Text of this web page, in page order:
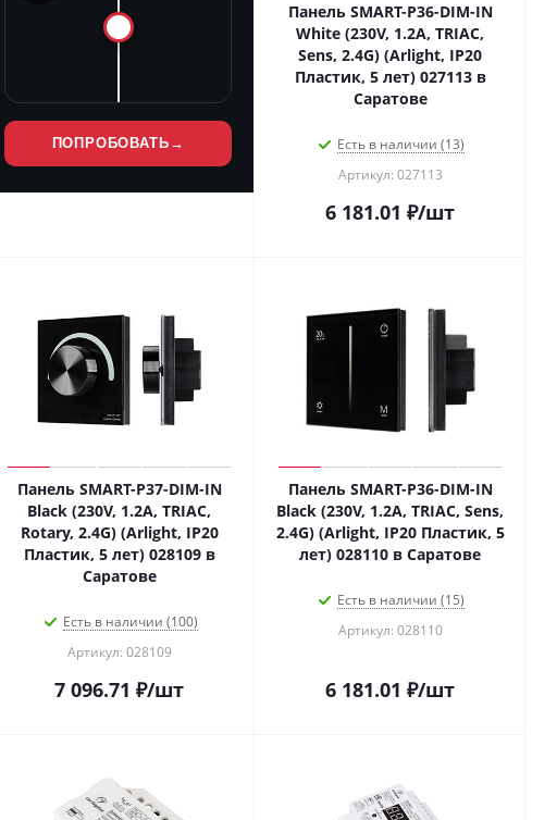
ПОПРОБОВАТЬ →
Панель SMART-P36-DIM-IN
White (230V, 1.2A, TRIAC,
Sens, 2.4G) (Arlight, IP20
Пластик, 5 лет) 027113 в
Саратове
Есть в наличии (13)
Артикул: 027113
6 181.01 ₽/шт
Панель SMART-P37-DIM-IN
Black (230V, 1.2A, TRIAC,
Rotary, 2.4G) (Arlight, IP20
Пластик, 5 лет) 028109 в
Саратове
Есть в наличии (100)
Артикул: 028109
7 096.71 ₽/шт
Панель SMART-P36-DIM-IN
Black (230V, 1.2A, TRIAC, Sens,
2.4G) (Arlight, IP20 Пластик, 5
лет) 028110 в Саратове
Есть в наличии (15)
Артикул: 028110
6 181.01 ₽/шт